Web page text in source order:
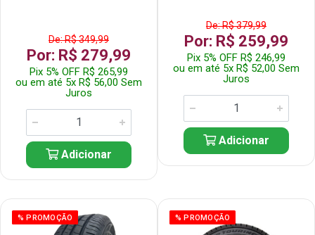
De: R$ 349,99
Por: R$ 279,99
Pix 5% OFF R$ 265,99
ou em até 5x R$ 56,00 Sem
Juros
Adicionar
De: R$ 379,99
Por: R$ 259,99
Pix 5% OFF R$ 246,99
ou em até 5x R$ 52,00 Sem
Juros
Adicionar
% PROMOÇÃO % PROMOÇÃO